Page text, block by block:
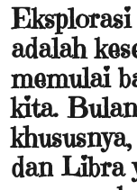
adalah
memulai
kita.
dan Libra